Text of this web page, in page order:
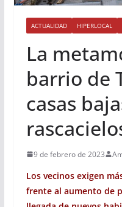
ACTUALIDAD HIPERLOCAL
La
barrio de
casas
9 de febrero de 2023
Los vecinos exigen
frente al aumento de